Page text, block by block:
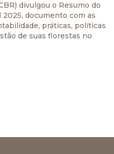
divulgou o Resumo do
documento com as
práticas, políticas
de suas florestas no